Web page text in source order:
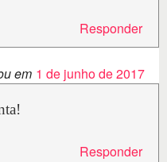
Responder
em 1 de junho de 2017
Responder